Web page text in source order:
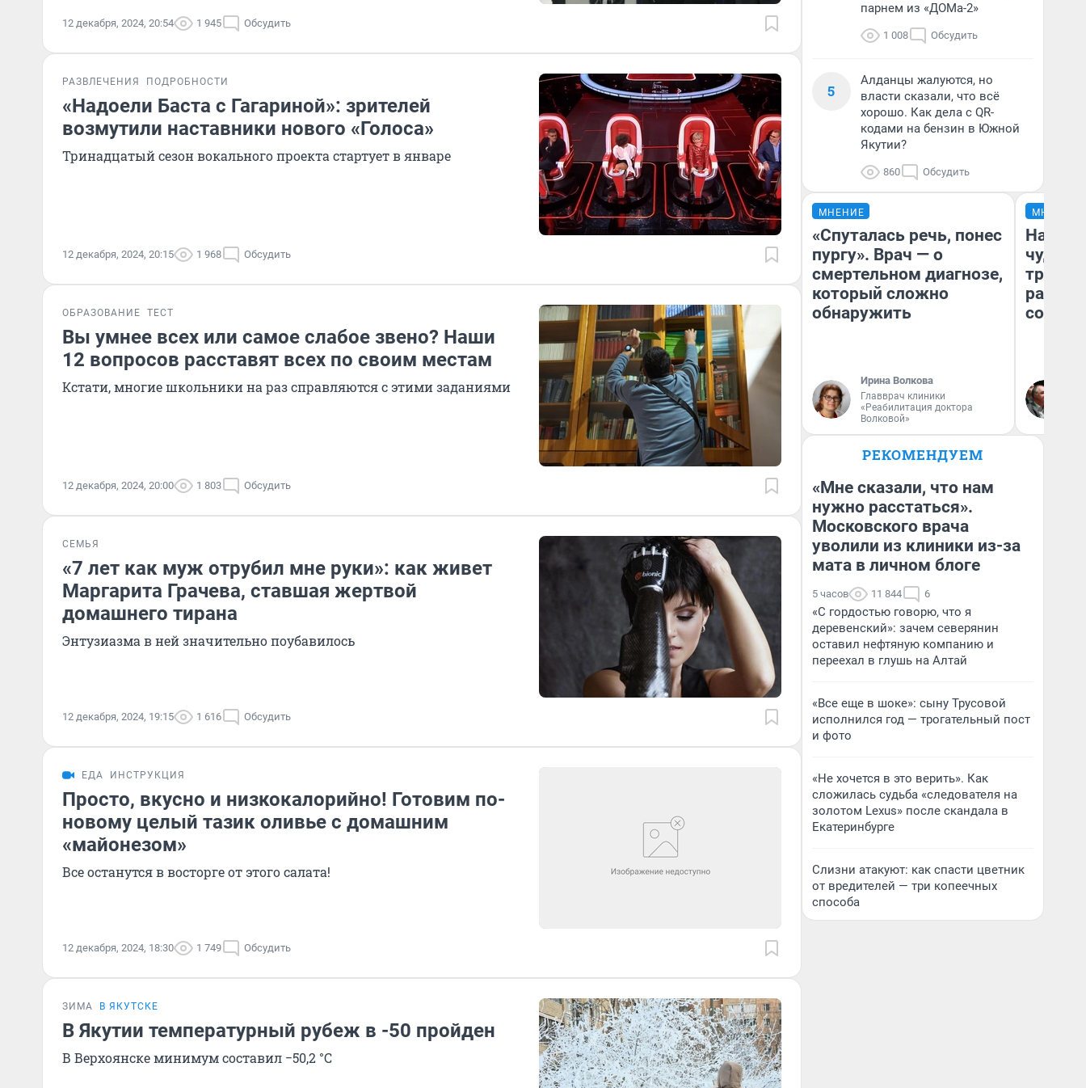
12 декабря, 2024, 20:54 1 945 Обсудить
РАЗВЛЕЧЕНИЯ ПОДРОБНОСТИ
«Надоели Баста с Гагариной»: зрителей
возмутили наставники нового «Голоса»
Тринадцатый сезон вокального проекта стартует в январе
12 декабря, 2024, 20:15 1 968 Обсудить
ОБРАЗОВАНИЕ ТЕСТ
Вы умнее всех или самое слабое звено? Наши
12 вопросов расставят всех по своим местам
Кстати, многие школьники на раз справляются с этими заданиями
12 декабря, 2024, 20:00 1 803 Обсудить
СЕМЬЯ
«7 лет как муж отрубил мне руки»: как живет
Маргарита Грачева, ставшая жертвой
домашнего тирана
Энтузиазма в ней значительно поубавилось
12 декабря, 2024, 19:15 1 616 Обсудить
ЕДА ИНСТРУКЦИЯ
Просто, вкусно и низкокалорийно! Готовим по-
новому целый тазик оливье с домашним
«майонезом»
Все останутся в восторге от этого салата!
12 декабря, 2024, 18:30 1 749 Обсудить
ЗИМА В ЯКУТСКЕ
В Якутии температурный рубеж в -50 пройден
В Верхоянске минимум составил −50,2 °С
парнем из «ДОМа-2»
1 008 Обсудить
5
Алданцы жалуются, но
власти сказали, что всё
хорошо. Как дела с QR-
кодами на бензин в Южной
Якутии?
860 Обсудить
МНЕНИЕ
«Спуталась речь, понес
пургу». Врач — о
смертельном диагнозе,
который сложно
обнаружить
Ирина Волкова
Главврач клиники
«Реабилитация доктора
Волковой»
МНЕНИЕ
чудом
РЕКОМЕНДУЕМ
«Мне сказали, что нам
нужно расстаться».
Московского врача
уволили из клиники из-за
мата в личном блоге
5 часов 11 844 6
«С гордостью говорю, что я
деревенский»: зачем северянин
оставил нефтяную компанию и
переехал в глушь на Алтай
«Все еще в шоке»: сыну Трусовой
исполнился год — трогательный пост
и фото
«Не хочется в это верить». Как
сложилась судьба «следователя на
золотом Lexus» после скандала в
Екатеринбурге
Слизни атакуют: как спасти цветник
от вредителей — три копеечных
способа